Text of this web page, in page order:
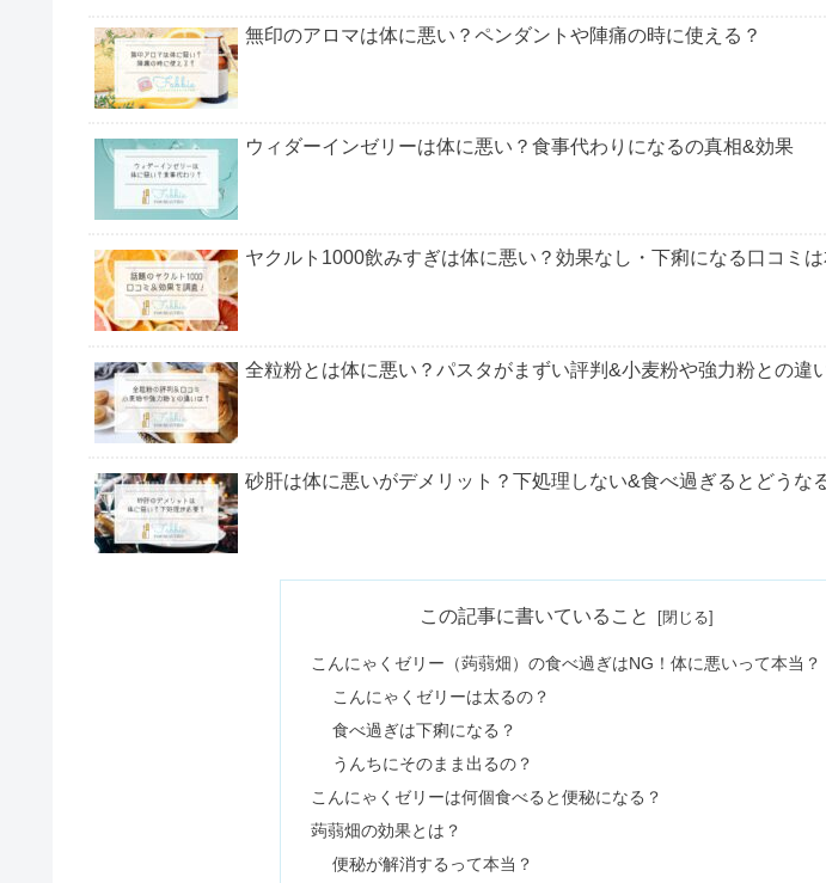
この記事ではこんにゃくゼリー（蒟蒻畑）の正しい食べ方、効果について紹介します。
▼この記事に書いてあること
こんにゃくゼリーの食べ過ぎは体に悪い？
蒟蒻畑の効果とは？
ウィダーインゼリーは体に悪い？食事代わりになるの真相&効果